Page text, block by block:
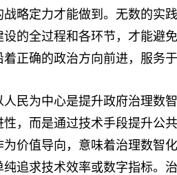
战略定力才能做到。无数的实
设的全过程和各环节，才能避
着正确的政治方向前进，服务于
为中心是提升政府治理数智
性，而是通过技术手段提升公
为价值导向，意味着治理数智
纯追求技术效率或数字指标。